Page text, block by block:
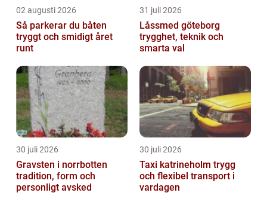
02 augusti 2026
Så parkerar du båten
tryggt och smidigt året
runt
31 juli 2026
Låssmed göteborg
trygghet, teknik och
smarta val
30 juli 2026
Gravsten i norrbotten
tradition, form och
personligt avsked
30 juli 2026
Taxi katrineholm trygg
och flexibel transport i
vardagen